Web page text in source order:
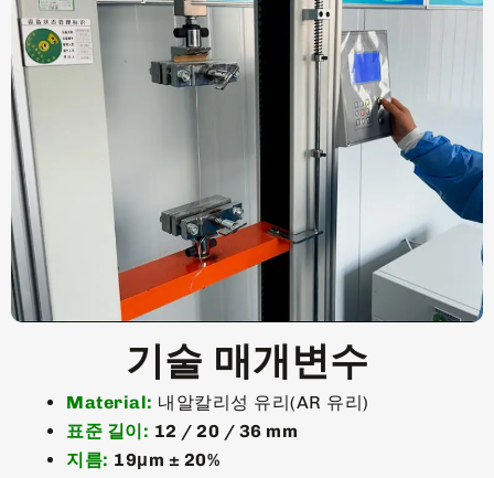
기술 매개변수
Material: 내알칼리성 유리(AR 유리)
표준 길이: 12 / 20 / 36 mm
지름: 19μm ± 20%